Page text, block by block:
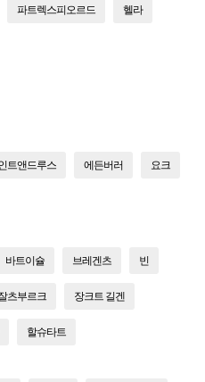
파트렉스피오르드 헬라
트앤드루스 에든버러 요크
바트이슐 브레겐츠 빈
츠부르크 장크트 길겐
할슈타트